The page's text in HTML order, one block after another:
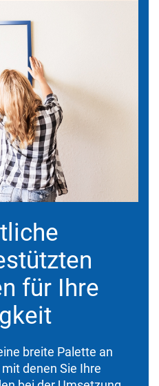
für Ihre
breite Palette an
denen Sie Ihre